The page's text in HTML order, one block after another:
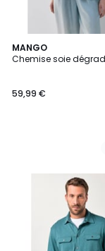
MANGO
Chemise soie
59,99 €
2
Couleurs